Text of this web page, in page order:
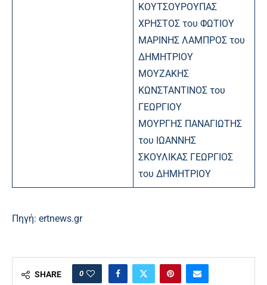
ΚΟΥΤΣΟΥΡΟΥΠΑΣ
ΧΡΗΣΤΟΣ του ΦΩΤΙΟΥ
ΜΑΡΙΝΗΣ ΛΑΜΠΡΟΣ του
ΔΗΜΗΤΡΙΟΥ
ΜΟΥΖΑΚΗΣ
ΚΩΝΣΤΑΝΤΙΝΟΣ του
ΓΕΩΡΓΙΟΥ
ΜΟΥΡΓΗΣ ΠΑΝΑΓΙΩΤΗΣ
του ΙΩΑΝΝΗΣ
ΣΚΟΥΛΙΚΑΣ ΓΕΩΡΓΙΟΣ
του ΔΗΜΗΤΡΙΟΥ
Πηγή: ertnews.gr
SHARE 0